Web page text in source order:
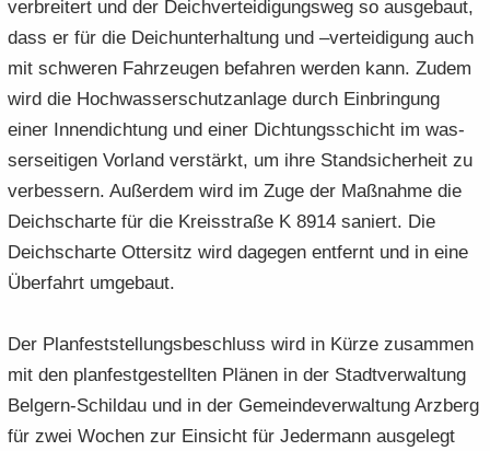
ver­brei­tert und der Deich­ver­tei­di­gungs­weg so aus­ge­baut,
dass er für die Deich­un­ter­hal­tung und –ver­tei­di­gung auch
mit schwe­ren Fahr­zeu­gen be­fah­ren wer­den kann. Zudem
wird die Hoch­was­ser­schutz­an­la­ge durch Ein­brin­gung
einer In­nen­dich­tung und einer Dich­tungs­schicht im was­
ser­sei­ti­gen Vor­land ver­stärkt, um ihre Stand­si­cher­heit zu
ver­bes­sern. Au­ßer­dem wird im Zuge der Maß­nah­me die
Deich­schar­te für die Kreis­stra­ße K 8914 sa­niert. Die
Deich­schar­te Ot­ter­sitz wird da­ge­gen ent­fernt und in eine
Über­fahrt um­ge­baut.
Der Plan­fest­stel­lungs­be­schluss wird in Kürze zu­sam­men
mit den plan­fest­ge­stell­ten Plä­nen in der Stadt­ver­wal­tung
Belgern-​Schildau und in der Ge­mein­de­ver­wal­tung Arz­berg
für zwei Wo­chen zur Ein­sicht für Je­der­mann aus­ge­legt